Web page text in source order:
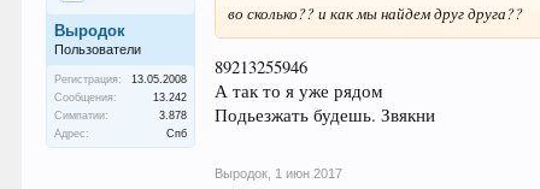
Выродок
Пользователи
Регистрация:
13.05.2008
Сообщения:
13.242
Симпатии:
3.878
Адрес:
Спб
во сколько?? и как мы найдем друг друга??
89213255946
А так то я уже рядом
Подьезжать будешь. Звякни
Выродок 1 июн 2017